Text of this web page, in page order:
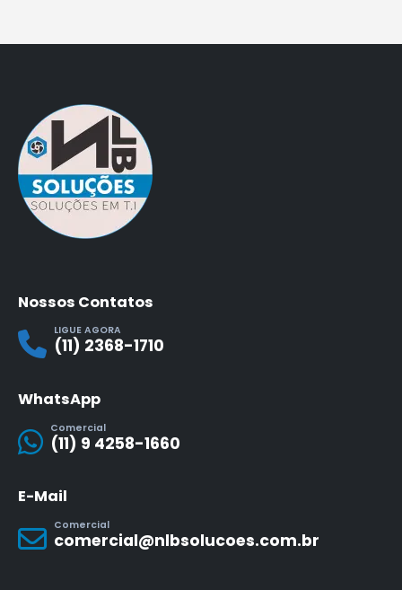
Nossos Contatos
LIGUE AGORA
(11) 2368-1710
WhatsApp
Comercial
(11) 9 4258-1660
E-Mail
Comercial
comercial@nlbsolucoes.com.br